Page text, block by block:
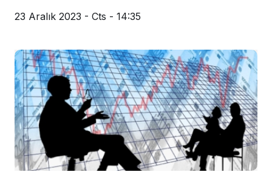
23 Aralık 2023 - Cts - 14:35